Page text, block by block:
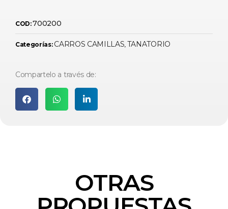
COD:700200
Categorías: CARROS CAMILLAS, TANATORIO
Compartelo a través de:
OTRAS